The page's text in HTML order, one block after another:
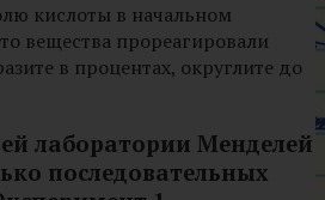
кислоты в начальном
вещества прореагировали
в процентах, округлите до
лаборатории Менделей
последовательных